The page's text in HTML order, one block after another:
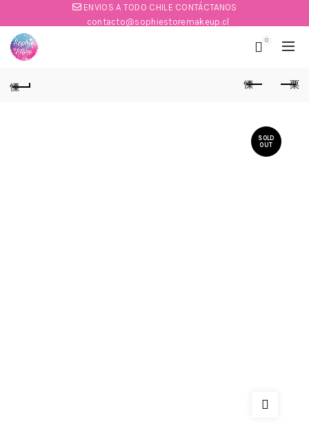
ENVIOS A TODO CHILE CONTÁCTANOS
contacto@sophiestoremakeup.cl
0
SOLD
OUT